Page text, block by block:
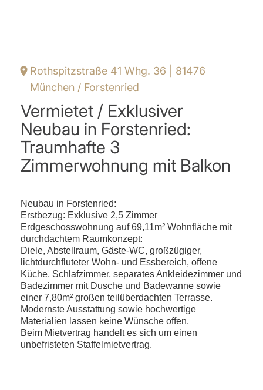
Rothspitzstraße 41 Whg. 36 | 81476
München / Forstenried
Vermietet / Exklusiver
Neubau in Forstenried:
Traumhafte 3
Zimmerwohnung mit Balkon
Neubau in Forstenried:
Erstbezug: Exklusive 2,5 Zimmer
Erdgeschosswohnung auf 69,11m² Wohnfläche mit
durchdachtem Raumkonzept:
Diele, Abstellraum, Gäste-WC, großzügiger,
lichtdurchfluteter Wohn- und Essbereich, offene
Küche, Schlafzimmer, separates Ankleidezimmer und
Badezimmer mit Dusche und Badewanne sowie
einer 7,80m² großen teilüberdachten Terrasse.
Modernste Ausstattung sowie hochwertige
Materialien lassen keine Wünsche offen.
Beim Mietvertrag handelt es sich um einen
unbefristeten Staffelmietvertrag.